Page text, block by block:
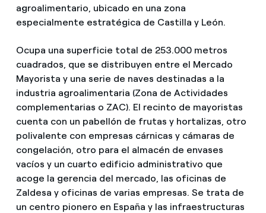
agroalimentario, ubicado en una zona
especialmente estratégica de Castilla y León.
Ocupa una superficie total de 253.000 metros
cuadrados, que se distribuyen entre el Mercado
Mayorista y una serie de naves destinadas a la
industria agroalimentaria (Zona de Actividades
complementarias o ZAC). El recinto de mayoristas
cuenta con un pabellón de frutas y hortalizas, otro
polivalente con empresas cárnicas y cámaras de
congelación, otro para el almacén de envases
vacíos y un cuarto edificio administrativo que
acoge la gerencia del mercado, las oficinas de
Zaldesa y oficinas de varias empresas. Se trata de
un centro pionero en España y las infraestructuras